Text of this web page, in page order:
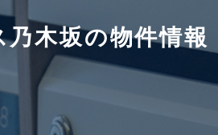
木坂の物件情報